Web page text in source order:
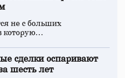
не с больших
которую…
сделки оспаривают
шесть лет